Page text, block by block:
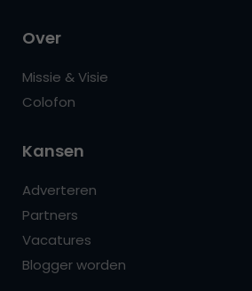
Over
Missie & Visie
Colofon
Kansen
Adverteren
Partners
Vacatures
Blogger worden